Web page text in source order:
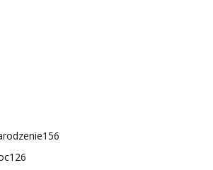
156
126